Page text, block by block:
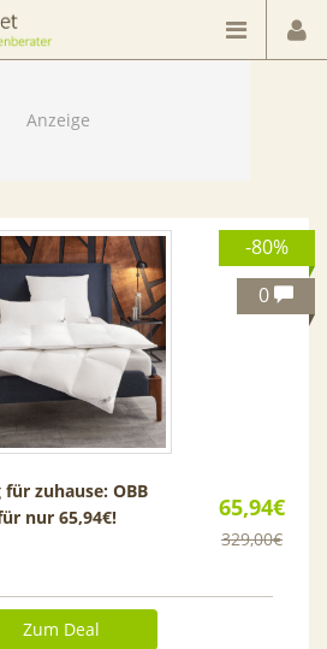
-80%
0
65,94€
329,00€
zuhause: OBB
nur 65,94€!
Zum Deal